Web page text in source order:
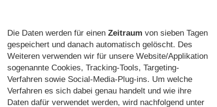
Die Daten werden für einen Zeitraum von sieben Tagen
gespeichert und danach automatisch gelöscht. Des
Weiteren verwenden wir für unsere Website/Applikation
sogenannte Cookies, Tracking-Tools, Targeting-
Verfahren sowie Social-Media-Plug-ins. Um welche
Verfahren es sich dabei genau handelt und wie ihre
Daten dafür verwendet werden, wird nachfolgend unter